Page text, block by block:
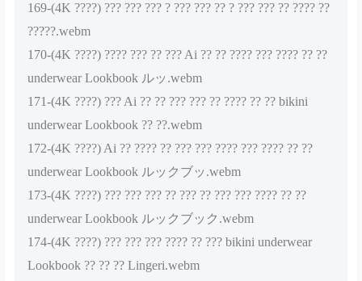
169-(4K ????) ??? ??? ??? ? ??? ??? ?? ? ??? ??? ?? ???? ??
?????.webm
170-(4K ????) ???? ??? ?? ??? Ai ?? ?? ???? ??? ???? ?? ??
underwear Lookbook ルッ.webm
171-(4K ????) ??? Ai ?? ?? ??? ??? ?? ???? ?? ?? bikini
underwear Lookbook ?? ??.webm
172-(4K ????) Ai ?? ???? ?? ??? ??? ???? ??? ???? ?? ??
underwear Lookbook ルックブッ.webm
173-(4K ????) ??? ??? ??? ?? ??? ?? ??? ??? ???? ?? ??
underwear Lookbook ルックブック.webm
174-(4K ????) ??? ??? ??? ???? ?? ??? bikini underwear
Lookbook ?? ?? ?? Lingeri.webm